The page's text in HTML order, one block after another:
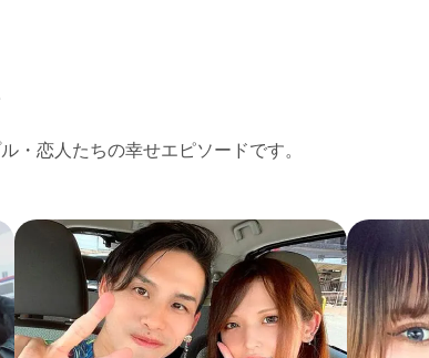
・恋人たちの幸せエピソードです。